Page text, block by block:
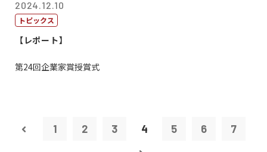
2024.12.10
トピックス
【レポート】
第24回企業家賞授賞式
1 2 3 4 5 6 7